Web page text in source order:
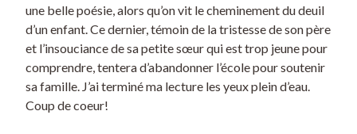
une belle poésie, alors qu’on vit le cheminement du deuil
d’un enfant. Ce dernier, témoin de la tristesse de son père
et l’insouciance de sa petite sœur qui est trop jeune pour
comprendre, tentera d’abandonner l’école pour soutenir
sa famille. J’ai terminé ma lecture les yeux plein d’eau.
Coup de coeur!